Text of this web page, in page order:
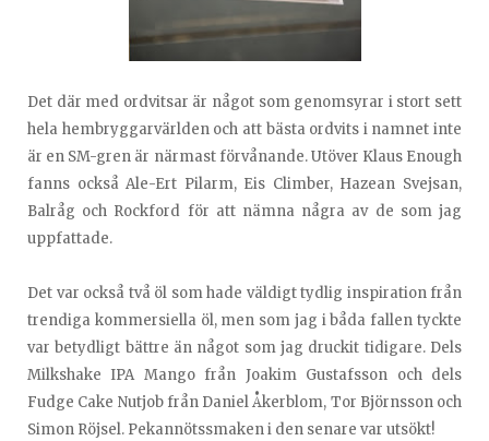
Det där med ordvitsar är något som genomsyrar i stort sett
hela hembryggarvärlden och att bästa ordvits i namnet inte
är en SM-gren är närmast förvånande. Utöver Klaus Enough
fanns också Ale-Ert Pilarm, Eis Climber, Hazean Svejsan,
Balråg och Rockford för att nämna några av de som jag
uppfattade.
Det var också två öl som hade väldigt tydlig inspiration från
trendiga kommersiella öl, men som jag i båda fallen tyckte
var betydligt bättre än något som jag druckit tidigare. Dels
Milkshake IPA Mango från Joakim Gustafsson och dels
Fudge Cake Nutjob från Daniel Åkerblom, Tor Björnsson och
Simon Röjsel. Pekannötssmaken i den senare var utsökt!